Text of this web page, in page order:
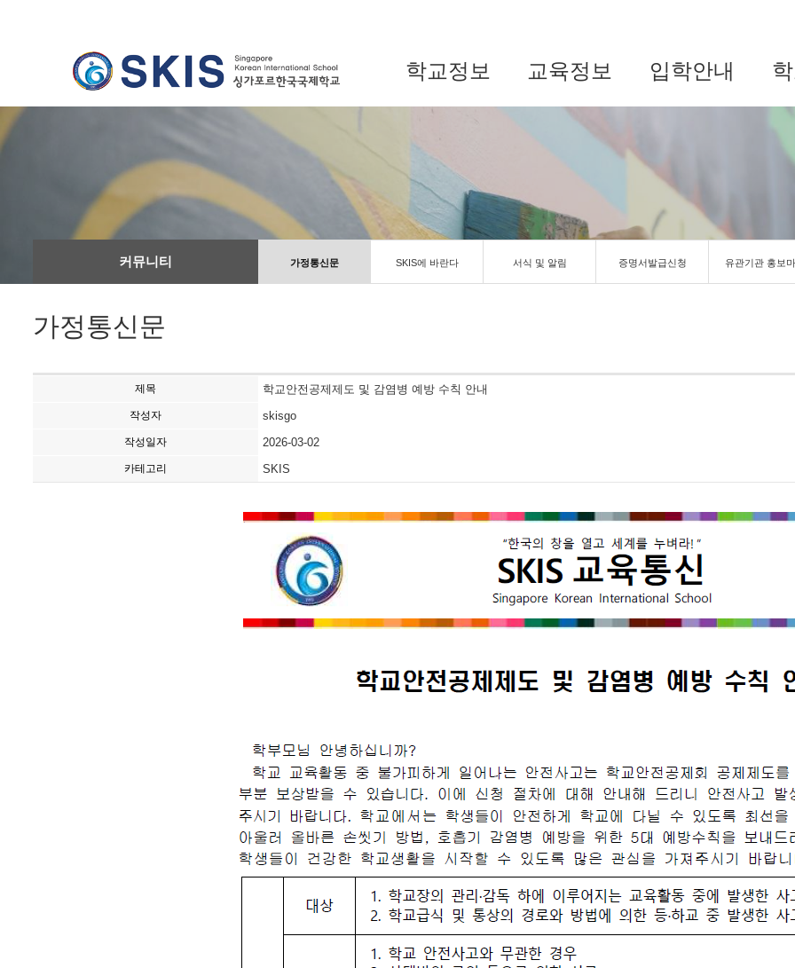
학교정보 교육정보 입학안내
커뮤니티 가정통신문 SKIS에 바란다 서식 및 알림 증명서발급신청 유관기관 홍보
가정통신문
제목 학교안전공제제도 및 감염병 예방 수칙 안내
작성자 skisgo
작성일자 2026-03-02
카테고리 SKIS